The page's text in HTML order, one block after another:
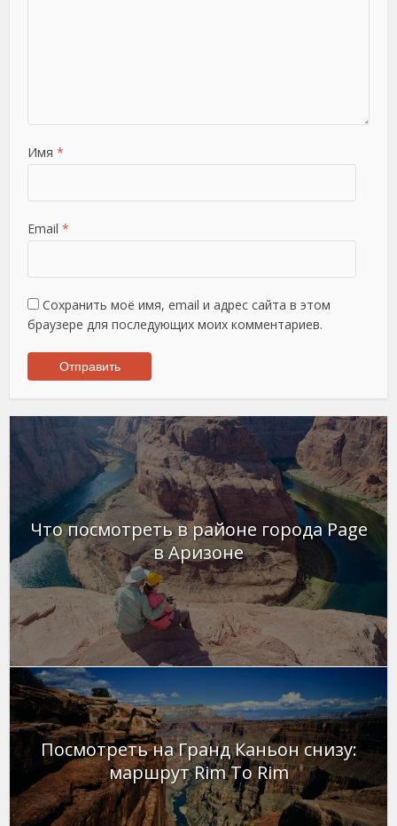
Имя *
Email *
Сохранить моё имя, email и адрес сайта в этом
браузере для последующих моих комментариев.
Что посмотреть в районе города Page
в Аризоне
Посмотреть на Гранд Каньон снизу:
маршрут Rim To Rim